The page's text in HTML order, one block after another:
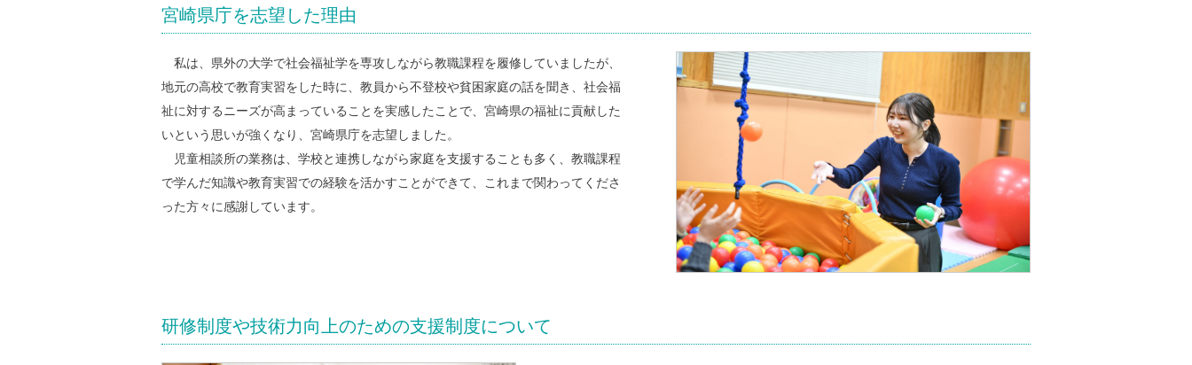
宮崎県庁を志望した理由
私は、県外の大学で社会福祉学を専攻しながら教職課程を履修していましたが、
地元の高校で教育実習をした時に、教員から不登校や貧困家庭の話を聞き、社会福
祉に対するニーズが高まっていることを実感したことで、宮崎県の福祉に貢献した
いという思いが強くなり、宮崎県庁を志望しました。
児童相談所の業務は、学校と連携しながら家庭を支援することも多く、教職課程
で学んだ知識や教育実習での経験を活かすことができて、これまで関わってくださ
った方々に感謝しています。
研修制度や技術力向上のための支援制度について